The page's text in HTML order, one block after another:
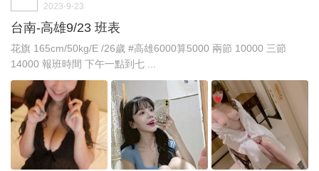
2023-9-23
台南-高雄9/23 班表
花旗 165cm/50kg/E /26歲 #高雄6000算5000 兩節 10000 三節
14000 報班時間 下午一點到七 ...